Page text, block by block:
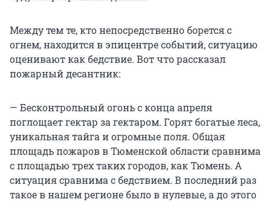
Между тем те, кто непосредственно борется с
огнем, находится в эпицентре событий, ситуацию
оценивают как бедствие. Вот что рассказал
пожарный десантник:
— Бесконтрольный огонь с конца апреля
поглощает гектар за гектаром. Горят богатые леса,
уникальная тайга и огромные поля. Общая
площадь пожаров в Тюменской области сравнима
с площадью трех таких городов, как Тюмень. А
ситуация сравнима с бедствием. В последний раз
такое в нашем регионе было в нулевые, а до этого